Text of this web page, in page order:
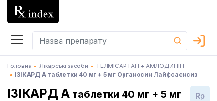
Головна Лікарські засоби
ТЕЛМІСАРТАН + АМЛОДИПІН
ІЗІКАРД А таблетки 40 мг + 5 мг Органосин Лайфсаєнсиз
ІЗІКАРД А таблетки 40 мг + 5 мг Rp